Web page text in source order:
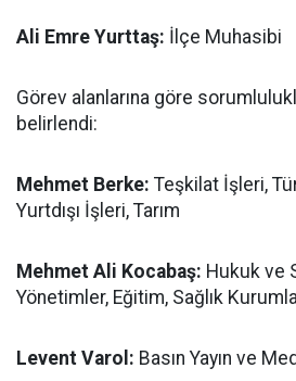
Ali Emre Yurttaş: İlçe Muhasibi
Görev alanlarına göre
belirlendi:
Mehmet Berke: Teşkilat İşleri,
Yurtdışı İşleri, Tarım
Mehmet Ali Kocabaş: Hukuk ve
Yönetimler, Eğitim, Sağlık
Levent Varol: Basın Yayın ve